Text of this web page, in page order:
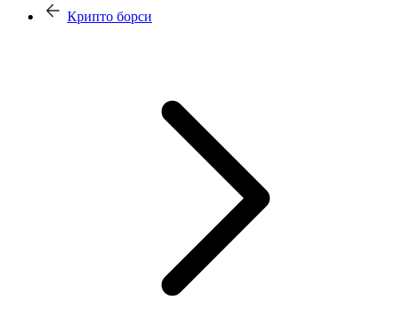
Крипто борси